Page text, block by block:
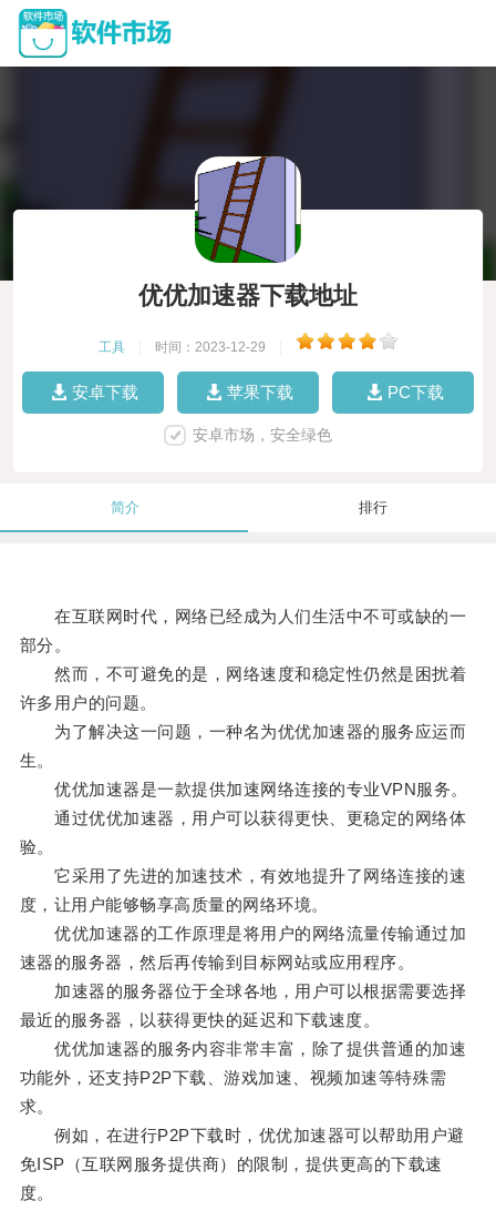
优优加速器下载地址
工具 时间：2023-12-29
安卓下载 苹果下载 PC下载
安卓市场，安全绿色
简介 排行
在互联网时代，网络已经成为人们生活中不可或缺的一
部分。
然而，不可避免的是，网络速度和稳定性仍然是困扰着
许多用户的问题。
为了解决这一问题，一种名为优优加速器的服务应运而
生。
优优加速器是一款提供加速网络连接的专业VPN服务。
通过优优加速器，用户可以获得更快、更稳定的网络体
验。
它采用了先进的加速技术，有效地提升了网络连接的速
度，让用户能够畅享高质量的网络环境。
优优加速器的工作原理是将用户的网络流量传输通过加
速器的服务器，然后再传输到目标网站或应用程序。
加速器的服务器位于全球各地，用户可以根据需要选择
最近的服务器，以获得更快的延迟和下载速度。
优优加速器的服务内容非常丰富，除了提供普通的加速
功能外，还支持P2P下载、游戏加速、视频加速等特殊需
求。
例如，在进行P2P下载时，优优加速器可以帮助用户避
免ISP（互联网服务提供商）的限制，提供更高的下载速
度。